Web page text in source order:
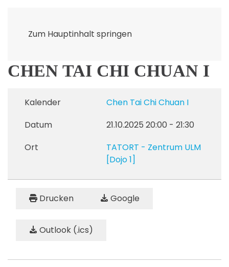
Zum Hauptinhalt springen
CHEN TAI CHI CHUAN I
Kalender
Chen Tai Chi Chuan I
Datum
21.10.2025 20:00 - 21:30
Ort
TATORT - Zentrum ULM
[Dojo 1]
Drucken Google
Outlook (.ics)